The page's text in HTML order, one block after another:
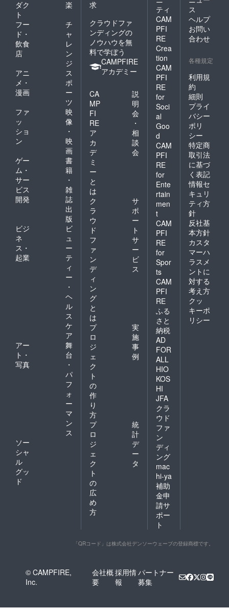
ダク
ト
楽
フー
ド・
飲食
店
チ
ャ
レ
ン
ジ
アニ
メ・
漫画
ス
ポ
ー
ツ
ファ
ッ
ショ
ン
映
像
・
映
画
ゲー
ム・
サー
ビス
開発
書
籍
・
雑
誌
出
版
ビジ
ネ
ス・
起業
ビ
ュ
ー
テ
ィ
ー
・
ヘ
ル
ス
ケ
ア
アー
ト・
写真
舞
台
・
パ
フ
ォ
ー
マ
ン
ス
ソー
シャ
ル
グッ
ド
求
クラウドファ
ンディングの
ノウハウを無
料で学ぼう
CAMPFIRE
アカデミー
CA
MP
FI
RE
ア
カ
デ
ミ
ー
と
は
説
明
会
・
相
談
会
ク
ラ
ウ
ド
フ
ァ
ン
デ
ィ
ン
グ
と
は
サ
ポ
ー
ト
サ
ー
ビ
ス
プ
ロ
ジ
ェ
ク
ト
の
作
り
方
実
施
事
例
プ
ロ
ジ
ェ
ク
ト
の
広
め
方
統
計
デ
ー
タ
ティ
CAM
PFI
RE
Crea
tion
CAM
PFI
RE
for
Soci
al
Goo
d
CAM
PFI
RE
for
Ente
rtain
men
t
CAM
PFI
RE
for
Spor
ts
CAM
PFI
RE
ふる
さと
納税
AD
FOR
ALL
HIO
KOS
HI
JFA
クラ
ウド
ファ
ン
ディ
ング
mac
hi-ya
補助
金申
請サ
ポー
ト
ス
ヘルプ
お問い
合わせ
各種規定
利用規
約
細則
プライ
バシー
ポリ
シー
特定商
取引法
に基づ
く表記
情報セ
キュリ
ティ方
針
反社基
本方針
カスタ
マーハ
ラスメ
ントに
対する
考え方
クッ
キーポ
リシー
「QRコード」は株式会社デンソーウェーブの登録商標です。
© CAMPFIRE,
Inc.
会社概
要
採用情
報
パートナー
募集